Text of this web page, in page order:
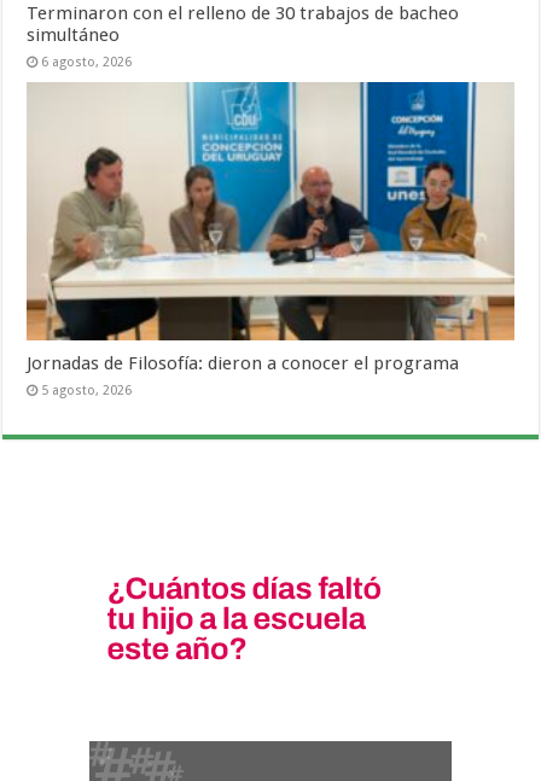
Terminaron con el relleno de 30 trabajos de bacheo
simultáneo
6 agosto, 2026
Jornadas de Filosofía: dieron a conocer el programa
5 agosto, 2026